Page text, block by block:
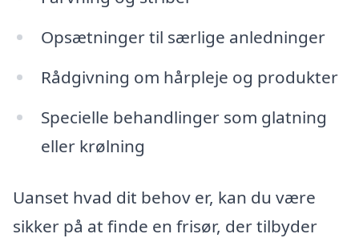
Opsætninger til særlige anledninger
Rådgivning om hårpleje og produkter
Specielle behandlinger som glatning
eller krølning
Uanset hvad dit behov er, kan du være
sikker på at finde en frisør, der tilbyder